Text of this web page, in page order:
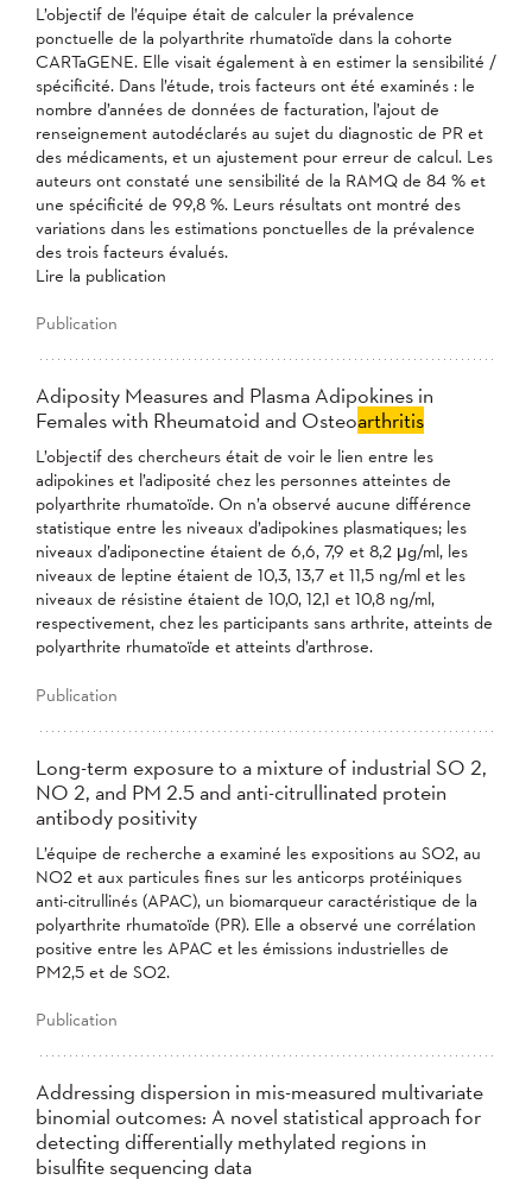
L’objectif de l’équipe était de calculer la prévalence
ponctuelle de la polyarthrite rhumatoïde dans la cohorte
CARTaGENE. Elle visait également à en estimer la sensibilité /
spécificité. Dans l’étude, trois facteurs ont été examinés : le
nombre d’années de données de facturation, l’ajout de
renseignement autodéclarés au sujet du diagnostic de PR et
des médicaments, et un ajustement pour erreur de calcul. Les
auteurs ont constaté une sensibilité de la RAMQ de 84 % et
une spécificité de 99,8 %. Leurs résultats ont montré des
variations dans les estimations ponctuelles de la prévalence
des trois facteurs évalués.
Lire la publication
Publication
Adiposity Measures and Plasma Adipokines in
Females with Rheumatoid and Osteoarthritis
L’objectif des chercheurs était de voir le lien entre les
adipokines et l’adiposité chez les personnes atteintes de
polyarthrite rhumatoïde. On n’a observé aucune différence
statistique entre les niveaux d’adipokines plasmatiques; les
niveaux d’adiponectine étaient de 6,6, 7,9 et 8,2 μg/ml, les
niveaux de leptine étaient de 10,3, 13,7 et 11,5 ng/ml et les
niveaux de résistine étaient de 10,0, 12,1 et 10,8 ng/ml,
respectivement, chez les participants sans arthrite, atteints de
polyarthrite rhumatoïde et atteints d’arthrose.
Publication
Long-term exposure to a mixture of industrial SO 2,
NO 2, and PM 2.5 and anti-citrullinated protein
antibody positivity
L’équipe de recherche a examiné les expositions au SO2, au
NO2 et aux particules fines sur les anticorps protéiniques
anti-citrullinés (APAC), un biomarqueur caractéristique de la
polyarthrite rhumatoïde (PR). Elle a observé une corrélation
positive entre les APAC et les émissions industrielles de
PM2,5 et de SO2.
Publication
Addressing dispersion in mis-measured multivariate
binomial outcomes: A novel statistical approach for
detecting differentially methylated regions in
bisulfite sequencing data